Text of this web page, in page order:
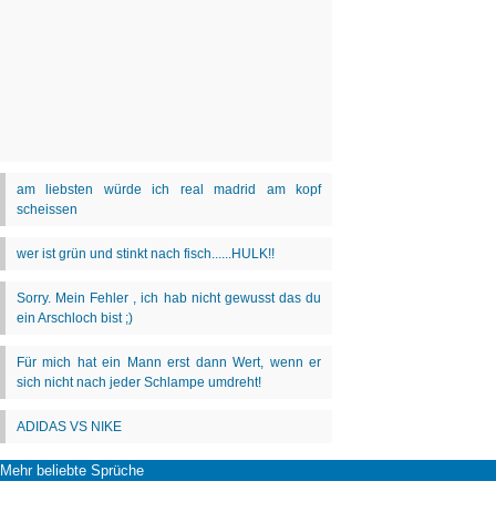
Mehr beliebte Sprüche